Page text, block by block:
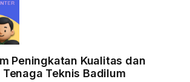
Peningkatan Kualitas dan
Teknis Badilum